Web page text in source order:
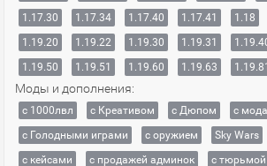
1.17.30
1.17.34 1.17.40 1.17.41 1.18
1.19.20
1.19.22 1.19.30 1.19.31
1.19.50
1.19.51 1.19.60 1.19.63 1.19.81
Моды и дополнения:
с 1000лвл c Креативом с Дюпом с
с Голодными играми
с оружием Sky Wars
с кейсами
с продажей админок с